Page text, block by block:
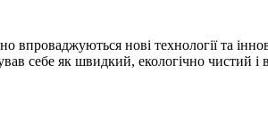
впроваджуються нові технології та
себе як швидкий, екологічно чистий і